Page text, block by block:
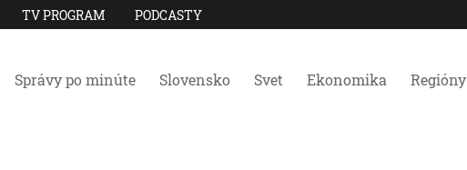
TV PROGRAM PODCASTY
Správy po minúte Slovensko Svet Ekonomika Regióny